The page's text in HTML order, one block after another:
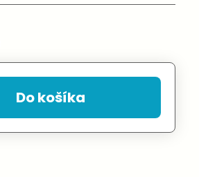
Do košíka